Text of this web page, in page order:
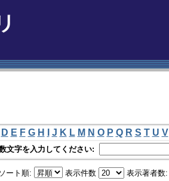
D E F G H J K L M N O P Q R S T U V
文字を入力してください:
ソート順: 表示件数 表示著者数: